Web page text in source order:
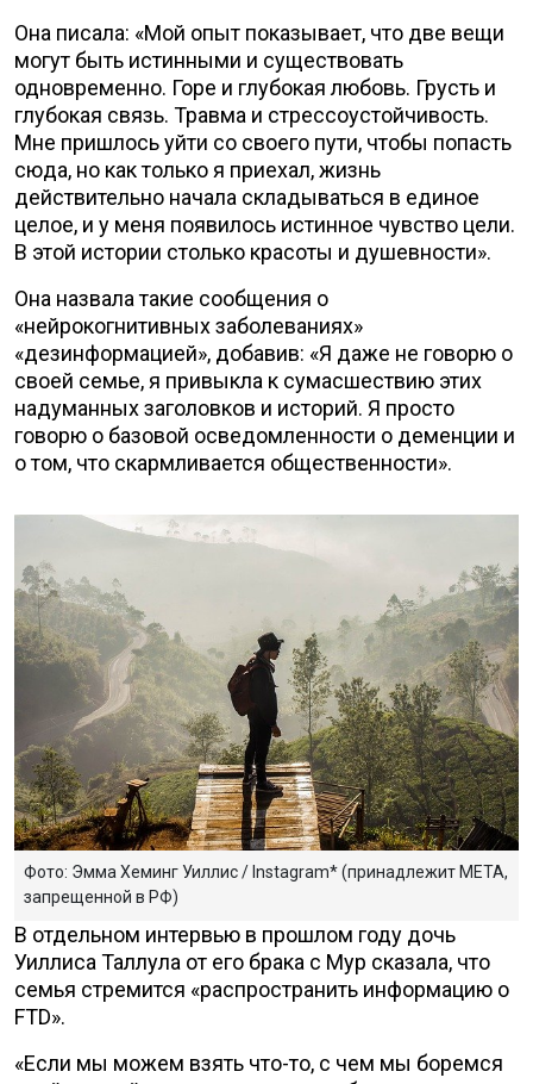
Она писала: «Мой опыт показывает, что две вещи
могут быть истинными и существовать
одновременно. Горе и глубокая любовь. Грусть и
глубокая связь. Травма и стрессоустойчивость.
Мне пришлось уйти со своего пути, чтобы попасть
сюда, но как только я приехал, жизнь
действительно начала складываться в единое
целое, и у меня появилось истинное чувство цели.
В этой истории столько красоты и душевности».
Она назвала такие сообщения о
«нейрокогнитивных заболеваниях»
«дезинформацией», добавив: «Я даже не говорю о
своей семье, я привыкла к сумасшествию этих
надуманных заголовков и историй. Я просто
говорю о базовой осведомленности о деменции и
о том, что скармливается общественности».
Фото: Эмма Хеминг Уиллис / Instagram* (принадлежит META,
запрещенной в РФ)
В отдельном интервью в прошлом году дочь
Уиллиса Таллула от его брака с Мур сказала, что
семья стремится «распространить информацию о
FTD».
«Если мы можем взять что-то, с чем мы боремся